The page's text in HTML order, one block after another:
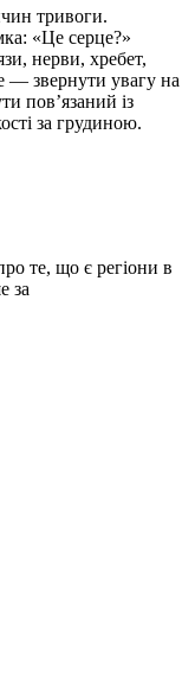
тривоги.
«Це серце?»
нерви, хребет,
— звернути увагу на
пов’язаний із
за грудиною.
те, що є регіони в
за